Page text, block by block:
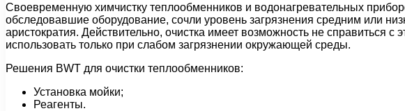
Своевременную химчистку теплообменников и водонагревательных
обследовавшие оборудование, сочли уровень загрязнения средним или
аристократия. Действительно, очистка имеет возможность не справиться
использовать только при слабом загрязнении окружающей среды.
Решения BWT для очистки теплообменников:
Установка мойки;
Реагенты.